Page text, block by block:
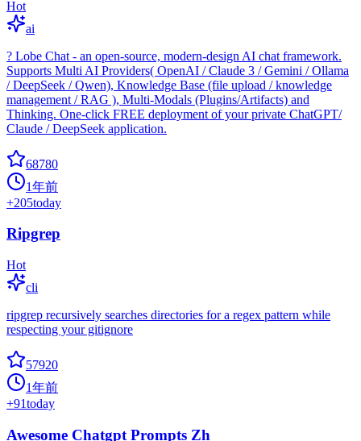
Hot
ai
? Lobe Chat - an open-source, modern-design AI chat framework.
Supports Multi AI Providers( OpenAI / Claude 3 / Gemini / Ollama
/ DeepSeek / Qwen), Knowledge Base (file upload / knowledge
management / RAG ), Multi-Modals (Plugins/Artifacts) and
Thinking. One-click FREE deployment of your private ChatGPT/
Claude / DeepSeek application.
68780
1年前
+205today
Ripgrep
Hot
cli
ripgrep recursively searches directories for a regex pattern while
respecting your gitignore
57920
1年前
+91today
Awesome Chatgpt Prompts Zh